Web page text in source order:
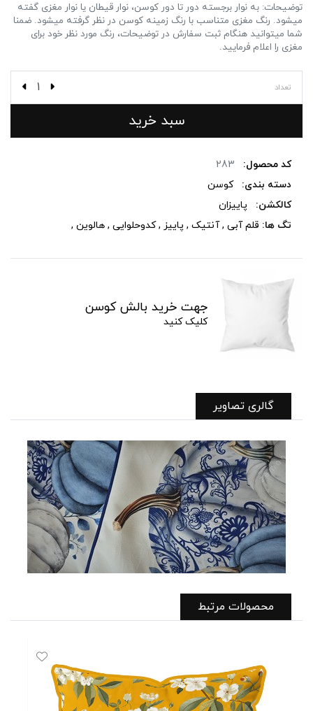
توضیحات: به نوار برجسته دور تا دور کوسن، نوار قیطان یا نوار مغزی گفته
میشود. رنگ مغزی متناسب با رنگ زمینه کوسن در نظر گرفته میشود. ضمنا
شما میتوانید هنگام ثبت سفارش در توضیحات، رنگ مورد نظر خود برای
مغزی را اعلام فرمایید.
تعداد
سبد خرید
کد محصول:
283
دسته بندی:
کوسن
کالکشن:
پاییزان
تگ ها: قلم آبی ,آنتیک , پاییز ,کدوحلوایی , هالوین ,
جهت خرید بالش کوسن
کلیک کنید
گالری تصاویر
محصولات مرتبط